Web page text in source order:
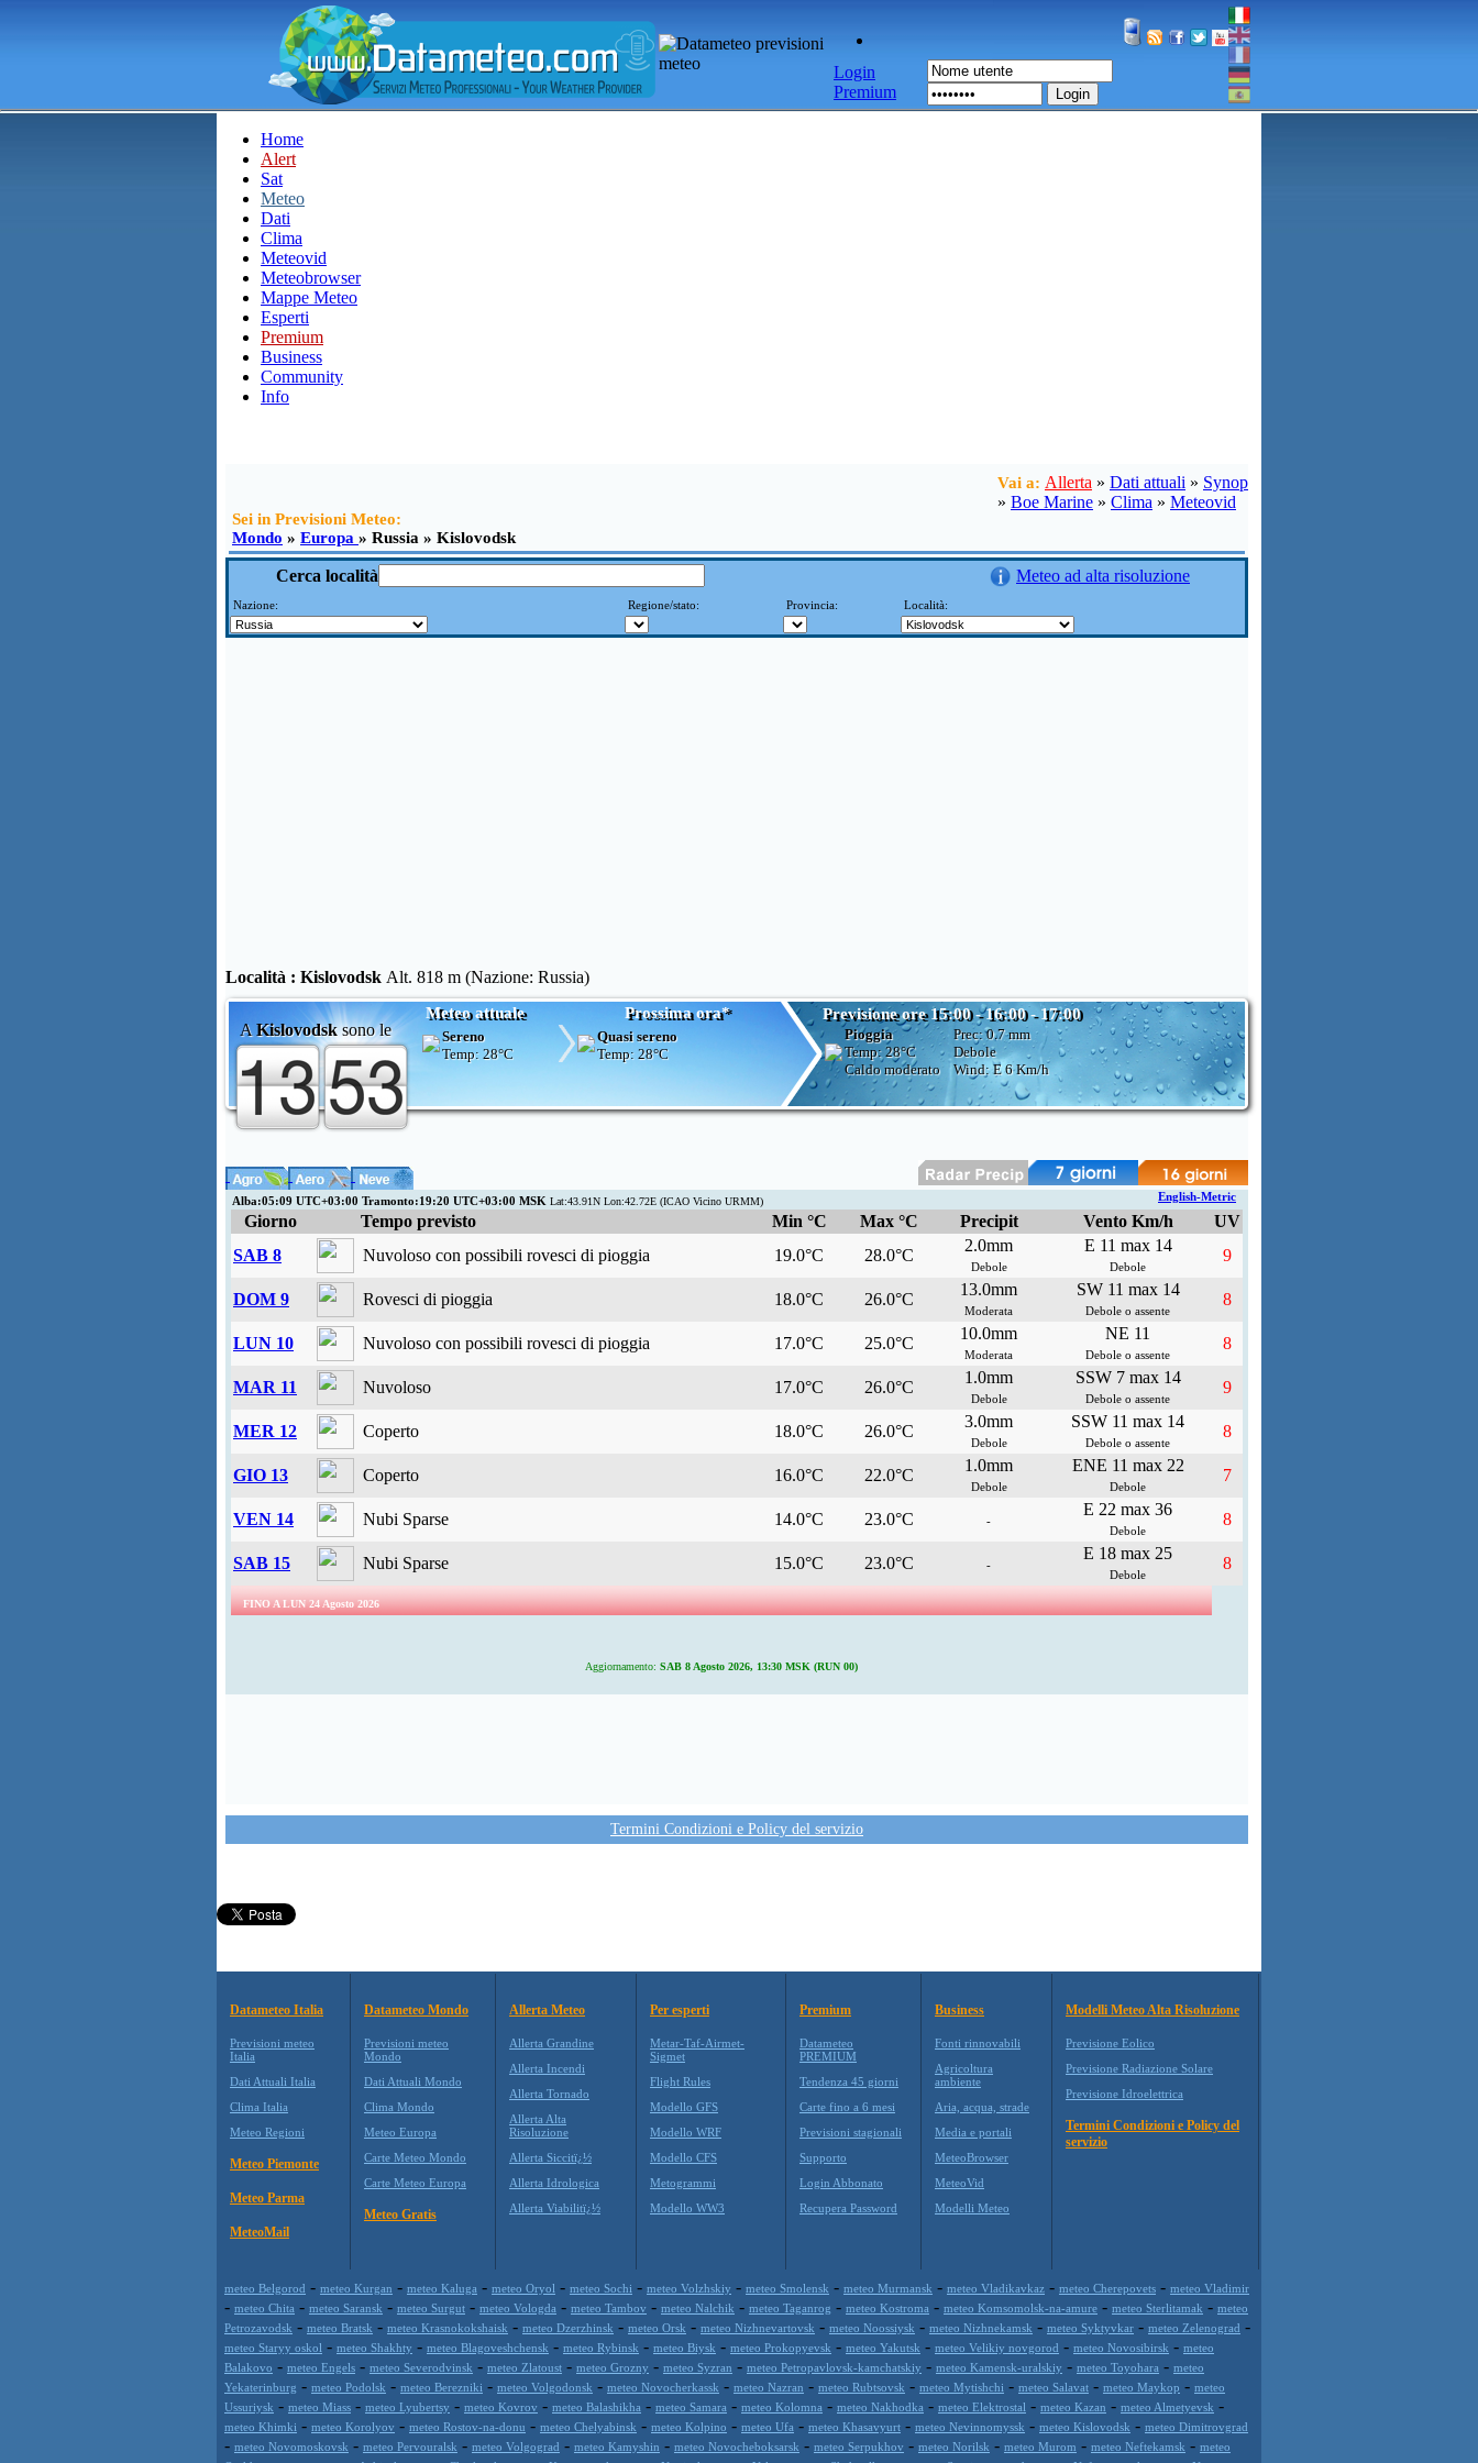
Login
Premium
Login
Home
Alert
Sat
Meteo
Dati
Clima
Meteovid
Meteobrowser
Mappe Meteo
Esperti
Premium
Business
Community
Info
Vai a: Allerta » Dati attuali » Synop
» Boe Marine » Clima » Meteovid
Sei in Previsioni Meteo:
Mondo » Europa » Russia » Kislovodsk
Cerca località Meteo ad alta risoluzione
Nazione: Regione/stato: Provincia: Località:
Località : Kislovodsk Alt. 818 m (Nazione: Russia)
A Kislovodsksono le
Meteo attuale Prossima ora*
Sereno
Temp: 28°C
Quasi sereno
Temp: 28°C
Previsione ore 15:00 - 16:00 - 17:00
Pioggia
Temp: 28°C
Caldo moderato
Prec:0.7 mm
Debole
Wind: E6 Km/h
Alba:05:09 UTC+03:00 Tramonto:19:20 UTC+03:00 MSK Lat:43.91N Lon:42.72E (ICAO Vicino URMM) English-Metric
Giorno Tempo previsto Min °C Max °C Precipit Vento Km/h
UV
SAB 8
Nuvoloso con possibili rovesci di pioggia 19.0°C 28.0°C
2.0mm
Debole
E 11 max 14
Debole
9
DOM 9 Rovesci di pioggia 18.0°C 26.0°C
13.0mm
Moderata
SW 11 max 14
Debole o assente
8
LUN 10 Nuvoloso con possibili rovesci di pioggia 17.0°C 25.0°C
10.0mm
Moderata
NE 11
Debole o assente
8
MAR 11 Nuvoloso 17.0°C 26.0°C
1.0mm
Debole
SSW 7 max 14
Debole o assente
9
MER 12 Coperto 18.0°C 26.0°C
3.0mm
Debole
SSW 11 max 14
Debole o assente
8
GIO 13 Coperto 16.0°C 22.0°C
1.0mm
Debole
ENE 11 max 22
Debole
7
VEN 14 Nubi Sparse 14.0°C 23.0°C -
E 22 max 36
Debole
8
SAB 15 Nubi Sparse 15.0°C 23.0°C -
E 18 max 25
Debole
8
FINO A LUN 24 Agosto 2026
Aggiornamento: SAB 8 Agosto 2026, 13:30 MSK (RUN 00)
Termini Condizioni e Policy del servizio
Datameteo Italia
Previsioni meteo
Italia
Dati Attuali Italia
Clima Italia
Meteo Regioni
Meteo Piemonte
Meteo Parma
MeteoMail
Datameteo Mondo
Previsioni meteo
Mondo
Dati Attuali Mondo
Clima Mondo
Meteo Europa
Carte Meteo Mondo
Carte Meteo Europa
Meteo Gratis
Allerta Meteo
Allerta Grandine
Allerta Incendi
Allerta Tornado
Allerta Alta
Risoluzione
Allerta Siccitï¿½
Allerta Idrologica
Allerta Viabilitï¿½
Per esperti
Metar-Taf-Airmet-
Sigmet
Flight Rules
Modello GFS
Modello WRF
Modello CFS
Metogrammi
Modello WW3
Premium
Datameteo
PREMIUM
Tendenza 45 giorni
Carte fino a 6 mesi
Previsioni stagionali
Supporto
Login Abbonato
Recupera Password
Business
Fonti rinnovabili
Agricoltura
ambiente
Aria, acqua, strade
Media e portali
MeteoBrowser
MeteoVid
Modelli Meteo
Modelli Meteo Alta Risoluzione
Previsione Eolico
Previsione Radiazione Solare
Previsione Idroelettrica
Termini Condizioni e Policy del
servizio
meteo Belgorod - meteo Kurgan - meteo Kaluga - meteo Oryol - meteo Sochi - meteo Volzhskiy - meteo Smolensk - meteo Murmansk - meteo Vladikavkaz - meteo Cherepovets - meteo Vladimir
- meteo Chita - meteo Saransk - meteo Surgut - meteo Vologda - meteo Tambov - meteo Nalchik - meteo Taganrog - meteo Kostroma - meteo Komsomolsk-na-amure - meteo Sterlitamak - meteo
Petrozavodsk - meteo Bratsk - meteo Krasnokokshaisk - meteo Dzerzhinsk - meteo Orsk - meteo Nizhnevartovsk - meteo Noossiysk - meteo Nizhnekamsk - meteo Syktyvkar - meteo Zelenograd -
meteo Staryy oskol - meteo Shakhty - meteo Blagoveshchensk - meteo Rybinsk - meteo Biysk - meteo Prokopyevsk - meteo Yakutsk - meteo Velikiy novgorod - meteo Novosibirsk - meteo
Balakovo - meteo Engels - meteo Severodvinsk - meteo Zlatoust - meteo Grozny - meteo Syzran - meteo Petropavlovsk-kamchatskiy - meteo Kamensk-uralskiy - meteo Toyohara - meteo
Yekaterinburg - meteo Podolsk - meteo Berezniki - meteo Volgodonsk - meteo Novocherkassk - meteo Nazran - meteo Rubtsovsk - meteo Mytishchi - meteo Salavat - meteo Maykop - meteo
Ussuriysk - meteo Miass - meteo Lyubertsy - meteo Kovrov - meteo Balashikha - meteo Samara - meteo Kolomna - meteo Nakhodka - meteo Elektrostal - meteo Kazan - meteo Almetyevsk -
meteo Khimki - meteo Korolyov - meteo Rostov-na-donu - meteo Chelyabinsk - meteo Kolpino - meteo Ufa - meteo Khasavyurt - meteo Nevinnomyssk - meteo Kislovodsk - meteo Dimitrovgrad
- meteo Novomoskovsk - meteo Pervouralsk - meteo Volgograd - meteo Kamyshin - meteo Novocheboksarsk - meteo Serpukhov - meteo Norilsk - meteo Murom - meteo Neftekamsk - meteo